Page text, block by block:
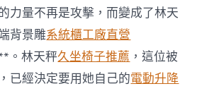
力量不再是攻擊，而變成了林天
背景雕系統櫃工廠直營
。林天秤久坐椅子推薦 ，這位被
已經決定要用她自己的電動升降